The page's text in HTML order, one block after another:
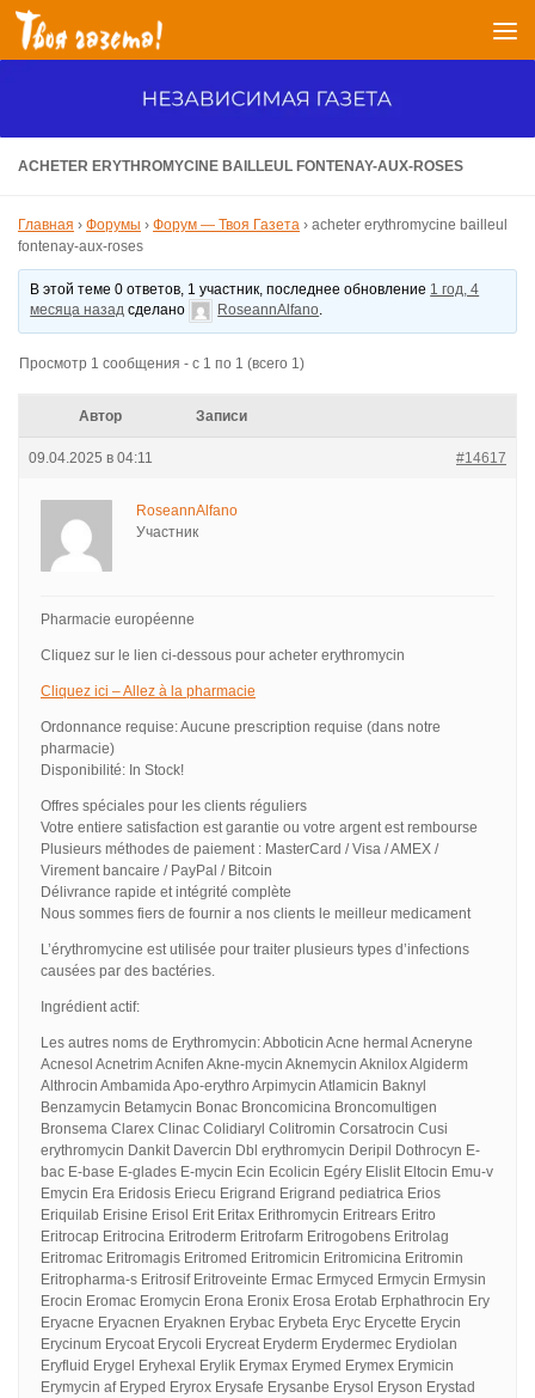
Перейти к содержимому
ACHETER ERYTHROMYCINE BAILLEUL FONTENAY-AUX-ROSES
Главная › Форумы › Форум — Твоя Газета › acheter erythromycine bailleul
fontenay-aux-roses
В этой теме 0 ответов, 1 участник, последнее обновление 1 год, 4
месяца назад сделано RoseannAlfano.
Просмотр 1 сообщения - с 1 по 1 (всего 1)
Автор Записи
09.04.2025 в 04:11 #14617
RoseannAlfano
Участник
Pharmacie européenne
Cliquez sur le lien ci-dessous pour acheter erythromycin
Cliquez ici – Allez à la pharmacie
Ordonnance requise: Aucune prescription requise (dans notre
pharmacie)
Disponibilité: In Stock!
Offres spéciales pour les clients réguliers
Votre entiere satisfaction est garantie ou votre argent est rembourse
Plusieurs méthodes de paiement : MasterCard / Visa / AMEX /
Virement bancaire / PayPal / Bitcoin
Délivrance rapide et intégrité complète
Nous sommes fiers de fournir a nos clients le meilleur medicament
L’érythromycine est utilisée pour traiter plusieurs types d’infections
causées par des bactéries.
Ingrédient actif:
Les autres noms de Erythromycin: Abboticin Acne hermal Acneryne
Acnesol Acnetrim Acnifen Akne-mycin Aknemycin Aknilox Algiderm
Althrocin Ambamida Apo-erythro Arpimycin Atlamicin Baknyl
Benzamycin Betamycin Bonac Broncomicina Broncomultigen
Bronsema Clarex Clinac Colidiaryl Colitromin Corsatrocin Cusi
erythromycin Dankit Davercin Dbl erythromycin Deripil Dothrocyn E-
bac E-base E-glades E-mycin Ecin Ecolicin Egéry Elislit Eltocin Emu-v
Emycin Era Eridosis Eriecu Erigrand Erigrand pediatrica Erios
Eriquilab Erisine Erisol Erit Eritax Erithromycin Eritrears Eritro
Eritrocap Eritrocina Eritroderm Eritrofarm Eritrogobens Eritrolag
Eritromac Eritromagis Eritromed Eritromicin Eritromicina Eritromin
Eritropharma-s Eritrosif Eritroveinte Ermac Ermyced Ermycin Ermysin
Erocin Eromac Eromycin Erona Eronix Erosa Erotab Erphathrocin Ery
Eryacne Eryacnen Eryaknen Erybac Erybeta Eryc Erycette Erycin
Erycinum Erycoat Erycoli Erycreat Eryderm Erydermec Erydiolan
Eryfluid Erygel Eryhexal Erylik Erymax Erymed Erymex Erymicin
Erymycin af Eryped Eryrox Erysafe Erysanbe Erysol Eryson Erystad